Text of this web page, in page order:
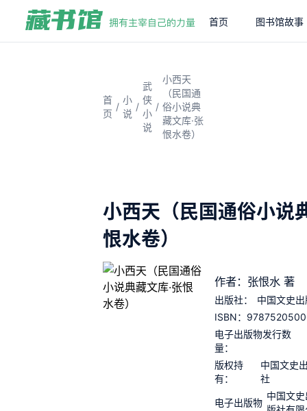
首页 图书馆故事
首
页
/
小
说
/
武
侠
小
说
/
小西天
（民国通
俗小说典
藏文库·张
恨水卷）
小西天（民国通俗小说
恨水卷）
作者：张恨水 著
出版社：
中国文史
ISBN：
电子出版物发行数
量：
版权持
有：
中国文史
社
电子出版物
中国文